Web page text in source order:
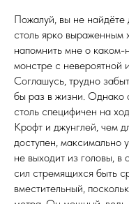
Пожалуй, вы не найдёте
столь ярко выраженным
напомнить мне о
монстре с невероятной
Соглашусь, трудно
бы раз в жизни. Однако
столь специфичен на
Крофт и джунглей, чем
доступен, максимально
не выходит из головы, в
сил стремящихся быть
вместительный,